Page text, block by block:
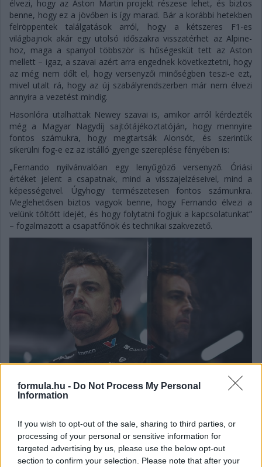
formula.hu - Do Not Process My Personal
Information
If you wish to opt-out of the sale, sharing to third parties, or
processing of your personal or sensitive information for
targeted advertising by us, please use the below opt-out
section to confirm your selection. Please note that after your
élvezi, hogy az Aston Martin projekt részese lehet, és biztos
benne, hogy ez a jövőben is így marad. Bár a korábbi hetekben
felröppentek találgatások arról, hogy a kétszeres F1-es
világbajnok akár egy utolsó időszakra visszatérhet az Alpine-
hoz, maga a spanyol többször is hűségesküt tett az Aston
mellett – igaz, a szavai azért arra engednek következtetni, hogy
az még nem dőlt el, hogy versenyzői minőségben teszi-e ezt,
mivel utalt rá, hogy az új szabályrendszerben már nem élvezi
annyira a vezetést mindig.
Hasonlóra utalhattak Newey szavai is, amikor arról kérdezték
még a Magyar Nagydíj sajtótájékoztatóján, hogy mennyire
fontos számukra, hogy megtartsák Alonsót, és szerintük
sikerülni fog-e ez az istálló gyenge szereplése fényében is:
„Fernando nyilvánvalóan egy lenyűgöző versenyző. Óriási
értéket jelent a csapatnak, mind a visszajelzéseivel, mind a
képességeivel. Úgyhogy természetesen fontos számunkra.
Meglehetősen biztos vagyok benne, hogy Fernando élvezi a
velünk töltött idejét, és hogy folytatni fogjuk a kapcsolatunkat”
– fogalmazott a csapatfőnök és technikai szakvezető.
Balogh Tamás
3 napja